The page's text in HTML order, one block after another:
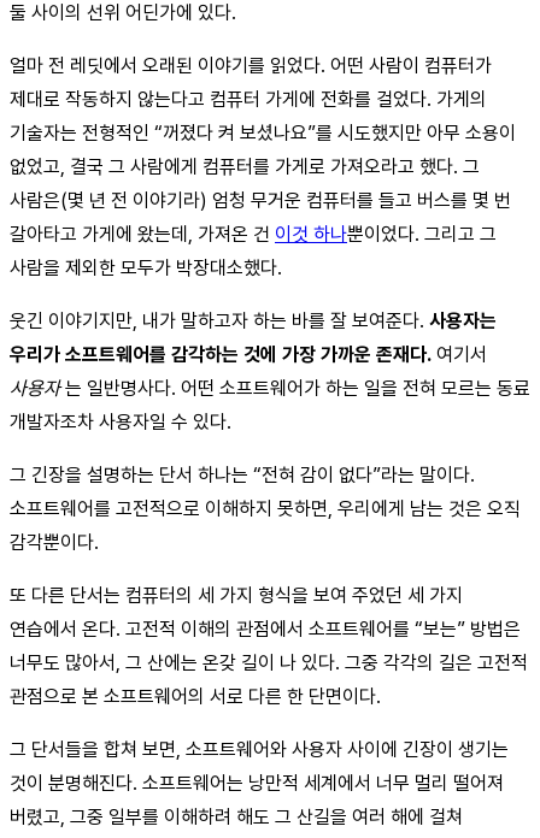
둘 사이의 선위 어딘가에 있다.
얼마 전 레딧에서 오래된 이야기를 읽었다. 어떤 사람이 컴퓨터가
제대로 작동하지 않는다고 컴퓨터 가게에 전화를 걸었다. 가게의
기술자는 전형적인 “꺼졌다 켜 보셨나요”를 시도했지만 아무 소용이
없었고, 결국 그 사람에게 컴퓨터를 가게로 가져오라고 했다. 그
사람은(몇 년 전 이야기라) 엄청 무거운 컴퓨터를 들고 버스를 몇 번
갈아타고 가게에 왔는데, 가져온 건 이것 하나뿐이었다. 그리고 그
사람을 제외한 모두가 박장대소했다.
웃긴 이야기지만, 내가 말하고자 하는 바를 잘 보여준다. 사용자는
우리가 소프트웨어를 감각하는 것에 가장 가까운 존재다. 여기서
사용자는 일반명사다. 어떤 소프트웨어가 하는 일을 전혀 모르는 동료
개발자조차 사용자일 수 있다.
그 긴장을 설명하는 단서 하나는 “전혀 감이 없다”라는 말이다.
소프트웨어를 고전적으로 이해하지 못하면, 우리에게 남는 것은 오직
감각뿐이다.
또 다른 단서는 컴퓨터의 세 가지 형식을 보여 주었던 세 가지
연습에서 온다. 고전적 이해의 관점에서 소프트웨어를 “보는” 방법은
너무도 많아서, 그 산에는 온갖 길이 나 있다. 그중 각각의 길은 고전적
관점으로 본 소프트웨어의 서로 다른 한 단면이다.
그 단서들을 합쳐 보면, 소프트웨어와 사용자 사이에 긴장이 생기는
것이 분명해진다. 소프트웨어는 낭만적 세계에서 너무 멀리 떨어져
버렸고, 그중 일부를 이해하려 해도 그 산길을 여러 해에 걸쳐